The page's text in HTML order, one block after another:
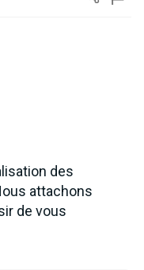
des
attachons
de vous